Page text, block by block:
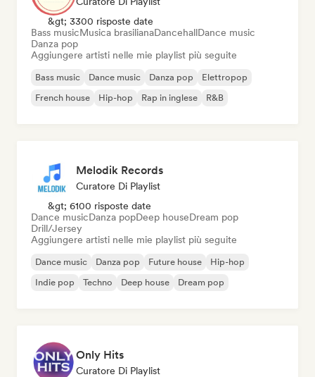
&gt; 3300 risposte date
Bass musicMusica brasilianaDancehallDance music
Danza pop
Aggiungere artisti nelle mie playlist più seguite
Bass music Dance music Danza pop
Elettropop
French house
Hip-hop Rap in inglese R&B
Melodik Records
Curatore Di Playlist
&gt; 6100 risposte date
Dance musicDanza popDeep houseDream pop
Drill/Jersey
Aggiungere artisti nelle mie playlist più seguite
Dance music Danza pop Future house
Hip-hop
Indie pop
Techno Deep house Dream pop
Only Hits
Curatore Di Playlist